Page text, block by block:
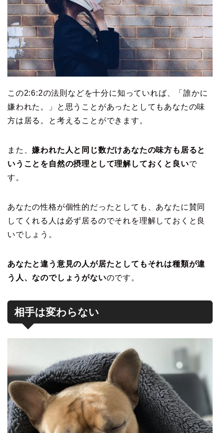
この2:6:2の法則などを十分に知っていれば、「誰かに
嫌われた。」と思うことがあったとしてもあなたの味
方は居る。と考えることができます。
また、嫌われた人と同じ数だけあなたの味方も居ると
いうことを自然の摂理として理解しておくと良いで
す。
あなたの性格が個性的だったとしても、あなたに賛同
してくれる人は必ず居るのでそれを理解しておくと良
いでしょう。
あなたと違う意見の人が居たとしてもそれは種類が違
う人、なのでしょうがないのです。
相手は変わらない